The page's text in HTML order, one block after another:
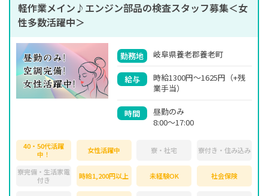
軽作業メイン♪エンジン部品の検査スタッフ募集＜女
性多数活躍中＞
勤務地 岐阜県養老郡養老町
給与
時給1300円～1625円（+残
業手当）
時間
昼勤のみ
8:00～17:00
40・50代活躍
中！
女性活躍中 寮・社宅 寮付き・住み込み
寮完備・生活家電
付き
時給1,200円以上 未経験OK 社会保険